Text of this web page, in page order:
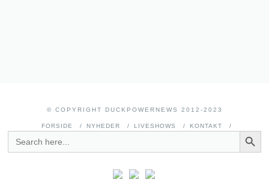
© COPYRIGHT DUCKPOWERNEWS 2012-2023
FORSIDE NYHEDER LIVESHOWS
KONTAKT
SEARCH
FOR:
SEARCH